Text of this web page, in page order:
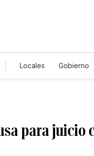
Locales Gobierno
para juicio